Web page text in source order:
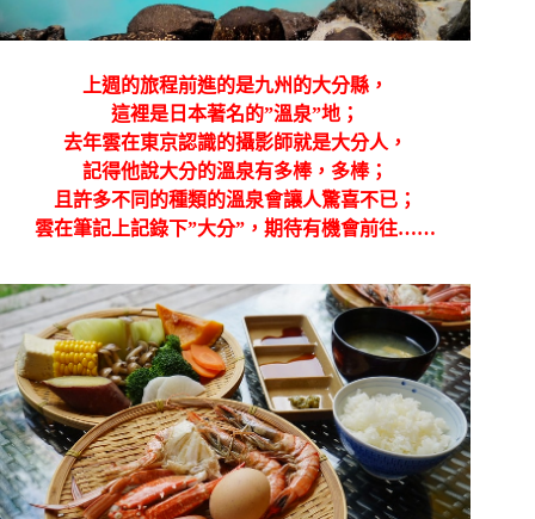
上週的旅程前進的是九州的大分縣，
這裡是日本著名的”溫泉”地；
去年雲在東京認識的攝影師就是大分人，
記得他說大分的溫泉有多棒，多棒；
且許多不同的種類的溫泉會讓人驚喜不已；
雲在筆記上記錄下”大分”，期待有機會前往……